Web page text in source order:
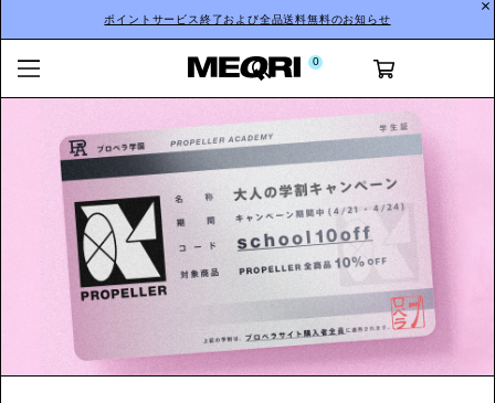
ポイントサービス終了および全品送料無料のお知らせ
0